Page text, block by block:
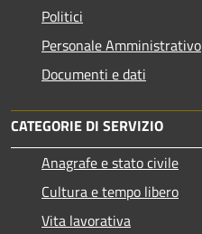
Politici
Personale Amministrativo
Documenti e dati
CATEGORIE DI SERVIZIO
Anagrafe e stato civile
Cultura e tempo libero
Vita lavorativa